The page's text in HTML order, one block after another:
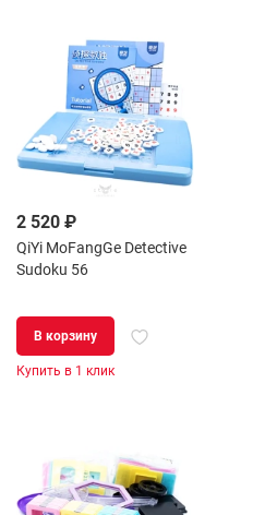
2 520 ₽
QiYi MoFangGe Detective
Sudoku 56
В корзину
Купить в 1 клик